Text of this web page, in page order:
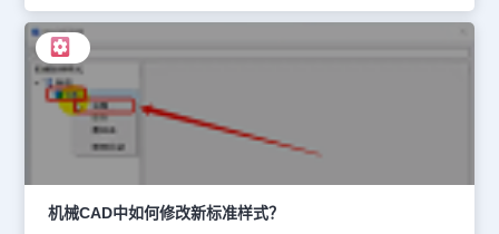
CAD机械软件后，点击菜单栏中的【工具】—【自定义】—【界
面】。 2、执行命令后，在弹出的【自定义用户界面】对话框中，点
击树形列表中的【局部自定义文件】—【GSTARCAD
MECHANICAL】。右击【工具栏】后，在弹出的右键菜单中选择
【新建工具栏】。 3、根据个人需求设置新建的工具栏名称，这里我
们将新建的工具栏命名为【新建工具栏】。 4、可以在别的工具栏中
找到常用的命令，右键复制，然后粘贴到新建的工具栏中，例如新建
设置。返回CAD操作界面后，调用刚刚新建的工具栏，即可完成
CAD自定义工具条。以上就是浩辰CAD机械软件中自定义工具条的
具体操作步骤，你学会了吗？更多相关内容请关注浩辰CAD官网教程
机械CAD中如何修改新标准样式？